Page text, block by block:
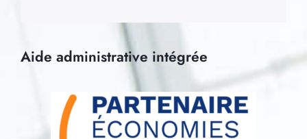
Aide administrative intégrée